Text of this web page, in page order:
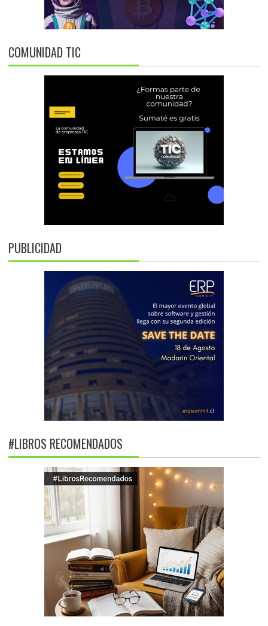
COMUNIDAD TIC
PUBLICIDAD
#LIBROS RECOMENDADOS